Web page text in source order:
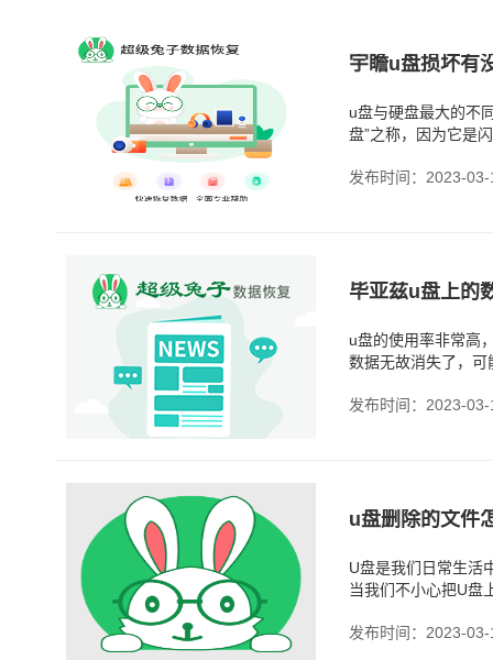
宇瞻u盘损坏有
u盘与硬盘最大的不
盘”之称，因为它是
发布时间：2023-03-
毕亚兹u盘上的
u盘的使用率非常高
数据无故消失了，
发布时间：2023-03-
u盘删除的文件
U盘是我们日常生活
当我们不小心把U盘
发布时间：2023-03-